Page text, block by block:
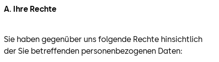
A. Ihre Rechte
Sie haben gegenüber uns folgende Rechte hinsichtlich
der Sie betreffenden personenbezogenen Daten: